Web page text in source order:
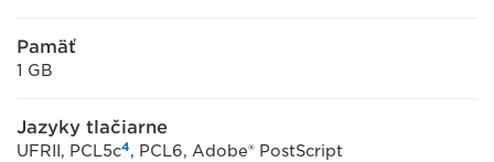
Pamäť
1 GB
Jazyky tlačiarne
UFRII, PCL5c4, PCL6, Adobe® PostScript